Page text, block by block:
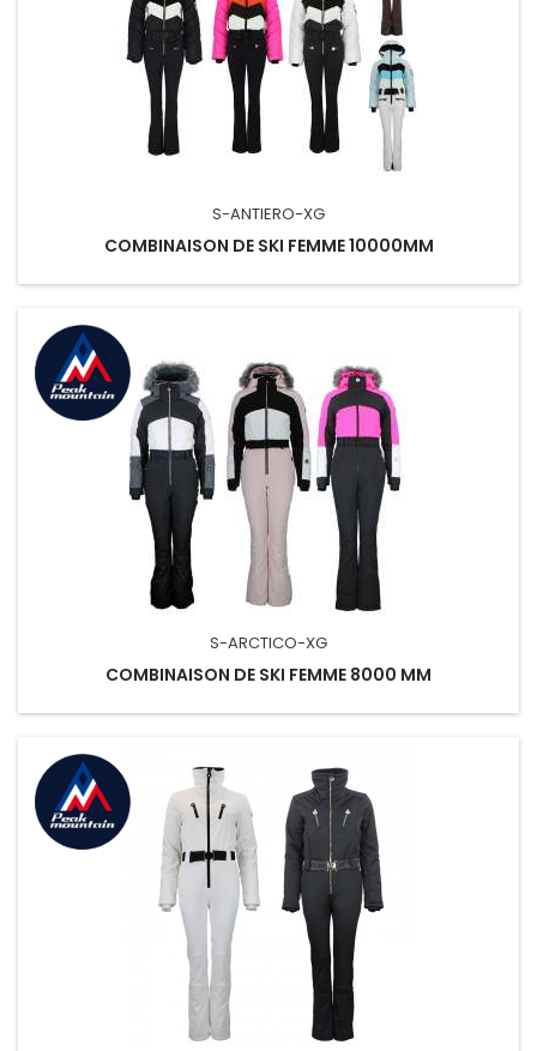
S-ANTIERO-XG
COMBINAISON DE SKI FEMME 10000MM
S-ARCTICO-XG
COMBINAISON DE SKI FEMME 8000 MM